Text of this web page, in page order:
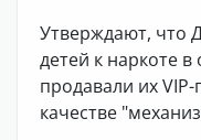
Утверждают, что
детей к наркоте
продавали их
качестве